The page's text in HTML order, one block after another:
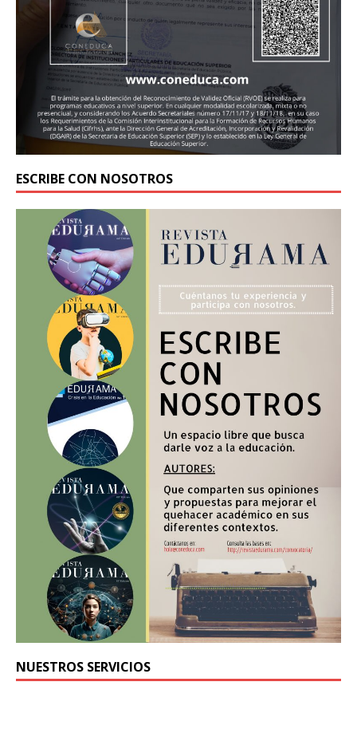
ESCRIBE CON NOSOTROS
NUESTROS SERVICIOS